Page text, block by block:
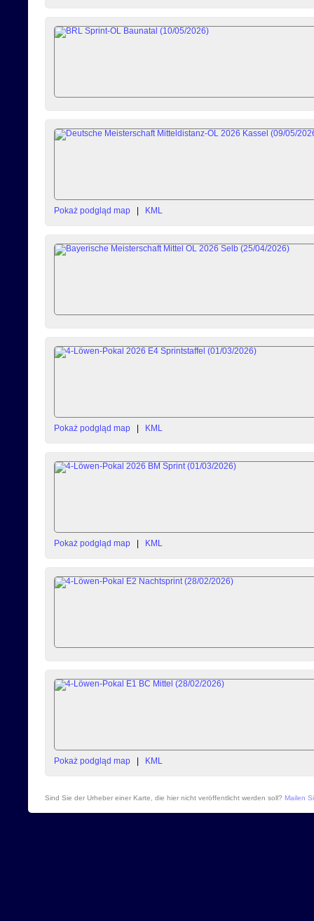
Pokaż podgląd map | KML
Pokaż podgląd map | KML
Pokaż podgląd map | KML
Pokaż podgląd map | KML
Sind Sie der Urheber einer Karte, die hier nicht veröffentlicht werden soll? Mailen